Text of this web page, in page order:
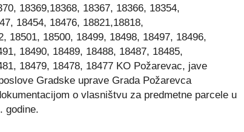
18369,18368, 18367, 18366, 18354,
18454, 18476, 18821,18818,
18501, 18500, 18499, 18498, 18497, 18496,
18490, 18489, 18488, 18487, 18485,
18479, 18478, 18477 KO Požarevac, jave
Gradske uprave Grada Požarevca
o vlasništvu za predmetne parcele u
godine.